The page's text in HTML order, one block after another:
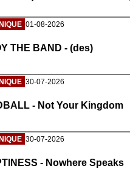
01-08-2026
THE BAND - (des)
30-07-2026
- Not Your Kingdom
30-07-2026
- Nowhere Speaks